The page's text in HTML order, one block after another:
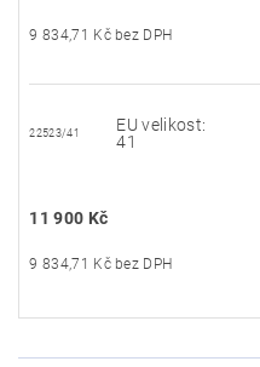
9 834,71 Kč bez DPH
22523/41
EU velikost:
41
11 900 Kč
9 834,71 Kč bez DPH